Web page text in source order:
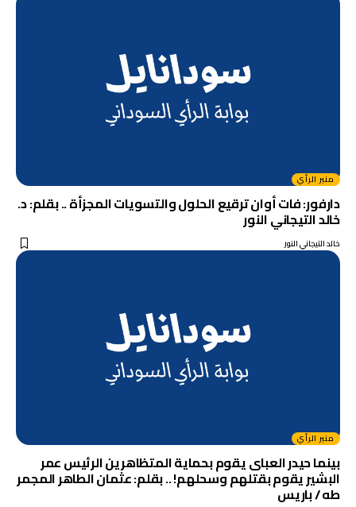
منبر الرأي
دارفور: فات أوان ترقيع الحلول والتسويات المجزأة .. بقلم: د.
خالد التيجاني النور
خالد التيجاني النور
منبر الرأي
بينما حيدر العباى يقوم بحماية المتظاهرين الرئيس عمر
البشير يقوم بقتلهم وسحلهم! .. بقلم: عثمان الطاهر المجمر
طه / باريس